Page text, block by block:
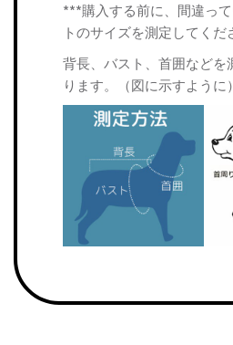
***購入する前に、間違っ
トのサイズを測定してくだ
背長、バスト、首囲などを
ります。（図に示すように